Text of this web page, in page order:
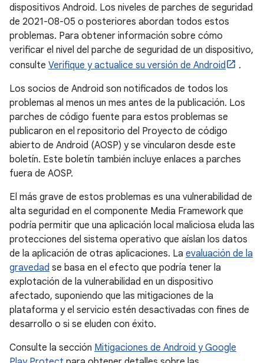
dispositivos Android. Los niveles de parches de seguridad
de 2021-08-05 o posteriores abordan todos estos
problemas. Para obtener información sobre cómo
verificar el nivel del parche de seguridad de un dispositivo,
consulte Verifique y actualice su versión de Android
.
Los socios de Android son notificados de todos los
problemas al menos un mes antes de la publicación. Los
parches de código fuente para estos problemas se
publicaron en el repositorio del Proyecto de código
abierto de Android (AOSP) y se vincularon desde este
boletín. Este boletín también incluye enlaces a parches
fuera de AOSP.
El más grave de estos problemas es una vulnerabilidad de
alta seguridad en el componente Media Framework que
podría permitir que una aplicación local maliciosa eluda las
protecciones del sistema operativo que aíslan los datos
de la aplicación de otras aplicaciones. La evaluación de la
gravedad se basa en el efecto que podría tener la
explotación de la vulnerabilidad en un dispositivo
afectado, suponiendo que las mitigaciones de la
plataforma y el servicio estén desactivadas con fines de
desarrollo o si se eluden con éxito.
Consulte la sección Mitigaciones de Android y Google